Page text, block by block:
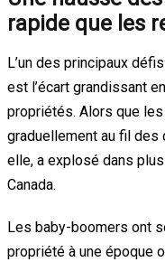
rapide que les
L’un des principaux
est l’écart grandissant
propriétés. Alors que
graduellement au fil des
elle, a explosé dans
Canada.
Les baby-boomers ont
propriété à une époque